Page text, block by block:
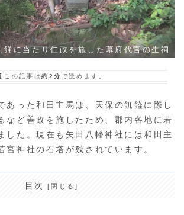
饉に当たり仁政を施した幕府代官の生祠
この記事は約2分 で読めます。
あった和田主馬は、天保の飢饉に際し
など善政を施したため、郡内各地に若
した。現在も矢田八幡神社には和田主
宮神社の石塔が残されています。
目次